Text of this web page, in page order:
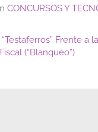
CONCURSOS Y
Frente a
(“Blanqueo”)